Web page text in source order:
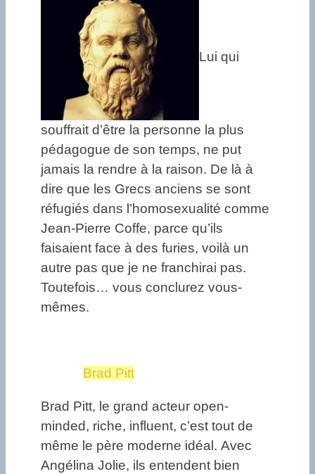
Lui qui
souffrait d’être la personne la plus
pédagogue de son temps, ne put
jamais la rendre à la raison. De là à
dire que les Grecs anciens se sont
réfugiés dans l’homosexualité comme
Jean-Pierre Coffe, parce qu’ils
faisaient face à des furies, voilà un
autre pas que je ne franchirai pas.
Toutefois… vous conclurez vous-
mêmes.
Brad Pitt
Brad Pitt, le grand acteur open-
minded, riche, influent, c’est tout de
même le père moderne idéal. Avec
Angélina Jolie, ils entendent bien